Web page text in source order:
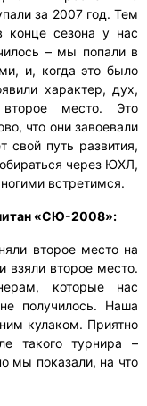
за 2007 год. Тем
конце сезона у нас
– мы попали в
и, когда это было
характер, дух,
второе место. Это
что они завоевали
свой путь развития,
через ЮХЛ,
встретимся.
«СЮ-2008»:
второе место на
взяли второе место.
которые нас
получилось. Наша
кулаком. Приятно
такого турнира –
мы показали, на что